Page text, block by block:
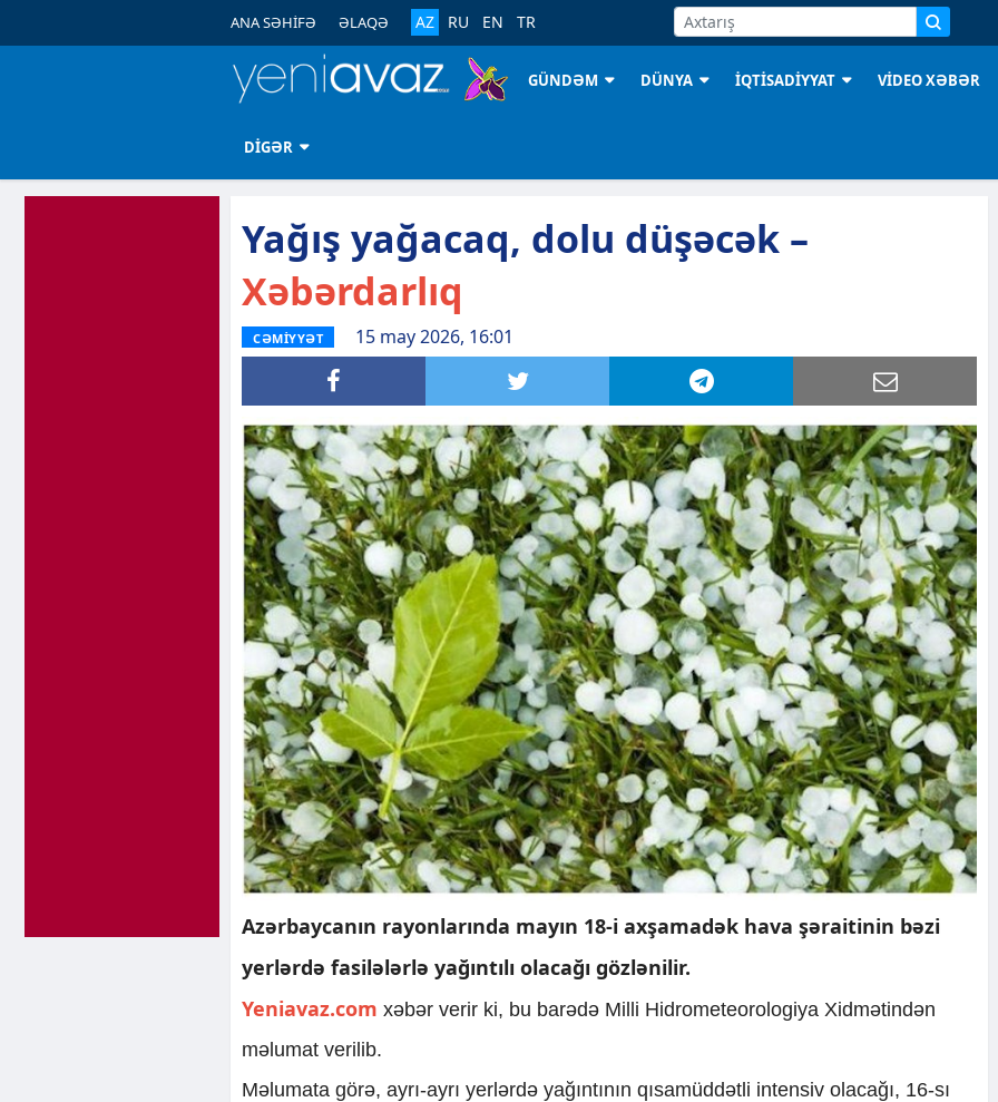
ANA SƏHİFƏ ƏLAQƏ AZ RU EN TR
GÜNDƏM DÜNYA İQTİSADİYYAT VİDEO XƏBƏR
DİGƏR
Yağış yağacaq, dolu düşəcək –
Xəbərdarlıq
CƏMİYYƏT 15 may 2026, 16:01
Azərbaycanın rayonlarında mayın 18-i axşamadək hava şəraitinin bəzi
yerlərdə fasilələrlə yağıntılı olacağı gözlənilir.
Yeniavaz.com xəbər verir ki, bu barədə Milli Hidrometeorologiya Xidmətindən
məlumat verilib.
Məlumata görə, ayrı-ayrı yerlərdə yağıntının qısamüddətli intensiv olacağı, 16-sı